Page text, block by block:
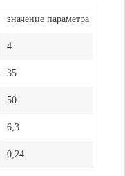
значение параметра
4
35
50
6,3
0,24